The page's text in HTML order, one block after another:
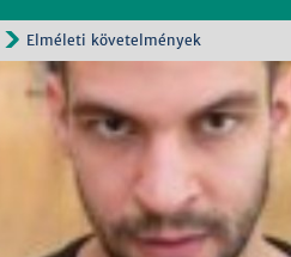
Elméleti követelmények